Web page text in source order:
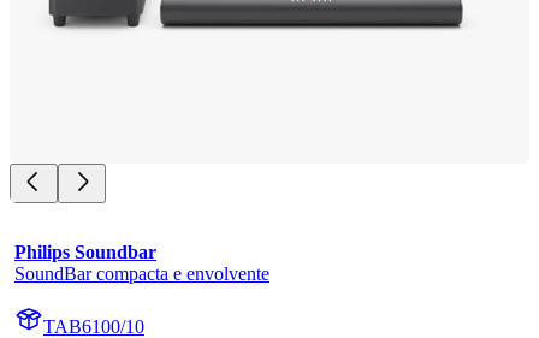
Philips Soundbar
SoundBar compacta e envolvente
TAB6100/10